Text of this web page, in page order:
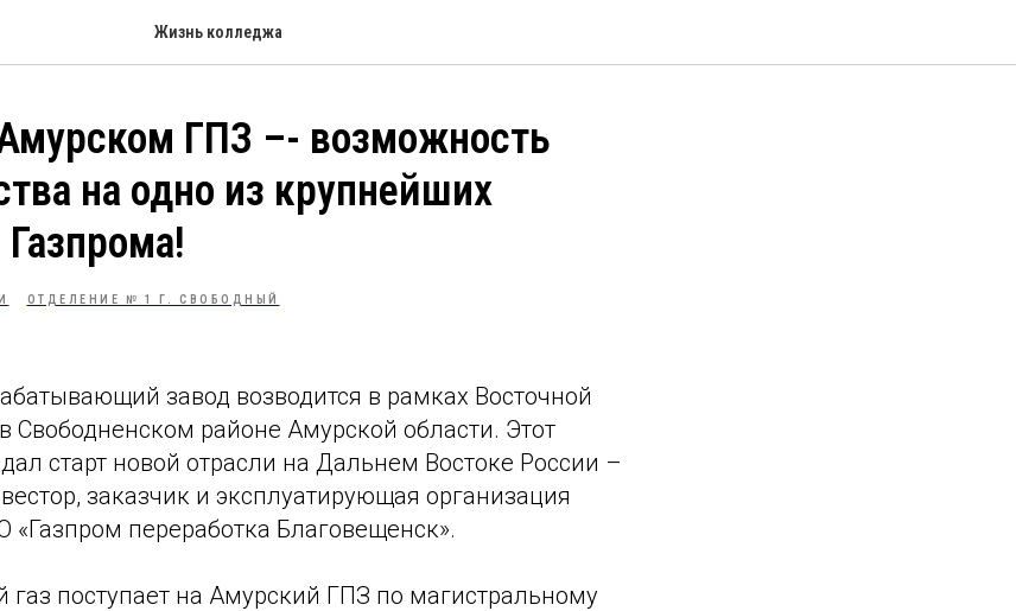
Жизнь колледжа
ГПЗ –- возможность
на одно из крупнейших
ОТДЕЛЕНИЕ № 1 Г. СВОБОДНЫЙ
завод возводится в рамках Восточной
Свободненском районе Амурской области. Этот
старт новой отрасли на Дальнем Востоке России –
заказчик и эксплуатирующая организация
переработка Благовещенск».
поступает на Амурский ГПЗ по магистральному